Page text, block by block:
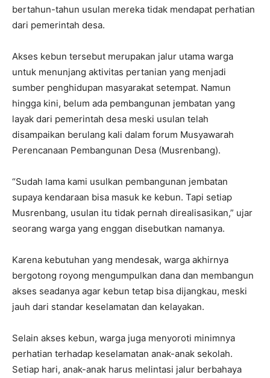
bertahun-tahun usulan mereka tidak mendapat perhatian
dari pemerintah desa.
Akses kebun tersebut merupakan jalur utama warga
untuk menunjang aktivitas pertanian yang menjadi
sumber penghidupan masyarakat setempat. Namun
hingga kini, belum ada pembangunan jembatan yang
layak dari pemerintah desa meski usulan telah
disampaikan berulang kali dalam forum Musyawarah
Perencanaan Pembangunan Desa (Musrenbang).
“Sudah lama kami usulkan pembangunan jembatan
supaya kendaraan bisa masuk ke kebun. Tapi setiap
Musrenbang, usulan itu tidak pernah direalisasikan,” ujar
seorang warga yang enggan disebutkan namanya.
Karena kebutuhan yang mendesak, warga akhirnya
bergotong royong mengumpulkan dana dan membangun
akses seadanya agar kebun tetap bisa dijangkau, meski
jauh dari standar keselamatan dan kelayakan.
Selain akses kebun, warga juga menyoroti minimnya
perhatian terhadap keselamatan anak-anak sekolah.
Setiap hari, anak-anak harus melintasi jalur berbahaya